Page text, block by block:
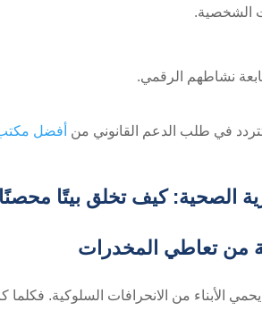
الشخصية.
نشاطهم الرقمي.
تتردد في طلب الدعم القانوني من أفضل
الصحية: كيف تخلق بيتًا
من تعاطي المخدرات
الأبناء من الانحرافات السلوكية.